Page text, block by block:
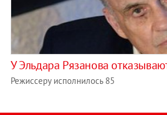
У Эльдара Рязанова
Режиссеру исполнилось 85